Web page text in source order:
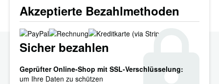
Akzeptierte Bezahlmethoden
Sicher bezahlen
Geprüfter Online-Shop mit SSL-Verschlüsselung:
um Ihre Daten zu schützen